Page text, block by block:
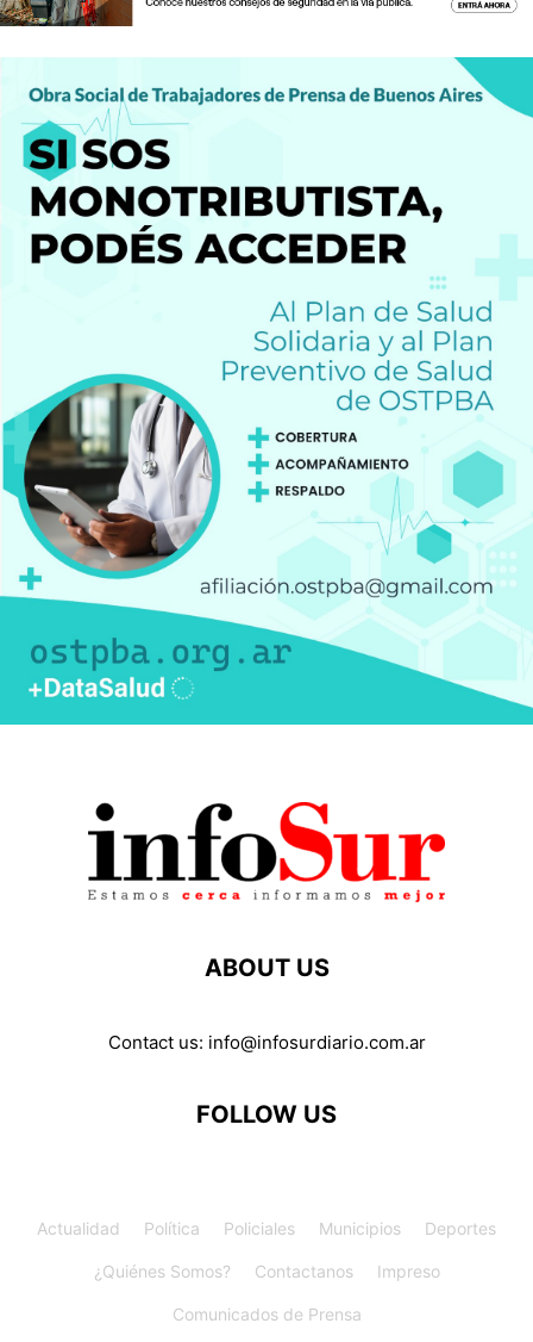
ABOUT US
Contact us: info@infosurdiario.com.ar
FOLLOW US
Actualidad Política Policiales Municipios Deportes
¿Quiénes Somos? Contactanos Impreso
Comunicados de Prensa